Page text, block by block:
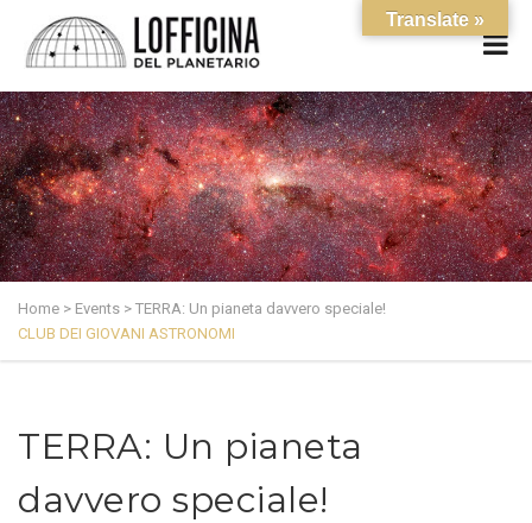
Home > Events > TERRA: Un pianeta davvero speciale!
CLUB DEI GIOVANI ASTRONOMI
TERRA: Un pianeta
davvero speciale!
Translate »